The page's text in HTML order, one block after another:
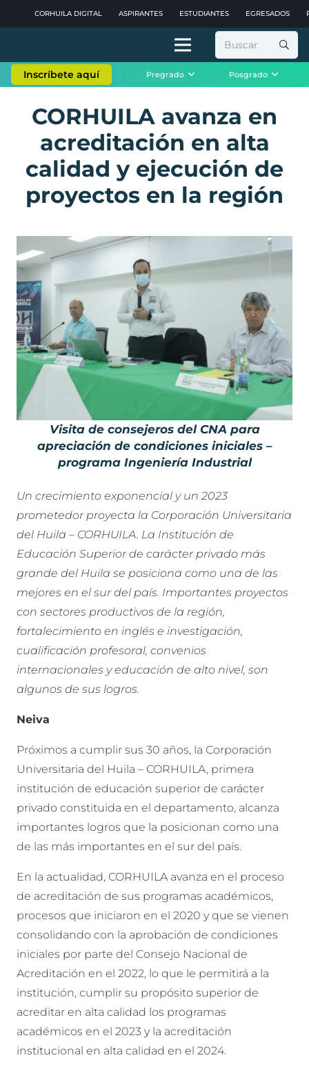
CORHUILA DIGITAL ASPIRANTES ESTUDIANTES EGRESADOS
Buscar:
Inscríbete aquí Pregrado Posgrado
CORHUILA avanza en
acreditación en alta
calidad y ejecución de
proyectos en la región
Visita de consejeros del CNA para
apreciación de condiciones iniciales –
programa Ingeniería Industrial
Un crecimiento exponencial y un 2023
prometedor proyecta la Corporación Universitaria
del Huila – CORHUILA. La Institución de
Educación Superior de carácter privado más
grande del Huila se posiciona como una de las
mejores en el sur del país. Importantes proyectos
con sectores productivos de la región,
fortalecimiento en inglés e investigación,
cualificación profesoral, convenios
internacionales y educación de alto nivel, son
algunos de sus logros.
Neiva
Próximos a cumplir sus 30 años, la Corporación
Universitaria del Huila – CORHUILA, primera
institución de educación superior de carácter
privado constituida en el departamento, alcanza
importantes logros que la posicionan como una
de las más importantes en el sur del país.
En la actualidad, CORHUILA avanza en el proceso
de acreditación de sus programas académicos,
procesos que iniciaron en el 2020 y que se vienen
consolidando con la aprobación de condiciones
iniciales por parte del Consejo Nacional de
Acreditación en el 2022, lo que le permitirá a la
institución, cumplir su propósito superior de
acreditar en alta calidad los programas
académicos en el 2023 y la acreditación
institucional en alta calidad en el 2024.